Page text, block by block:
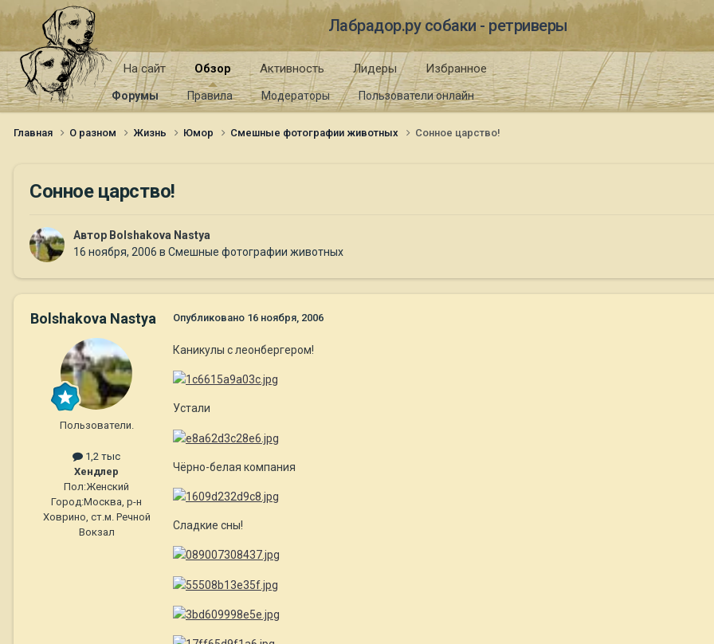
Лабрадор.ру собаки - ретриверы
На сайт Обзор
Форумы Правила Модераторы Пользователи онлайн
Активность Лидеры Избранное
Главная О разном Жизнь Юмор Смешные фотографии животных Сонное царство!
Сонное царство!
Автор Bolshakova Nastya
16 ноября, 2006 в Смешные фотографии животных
Bolshakova Nastya
Пользователи.
1,2 тыс
Хендлер
Пол:Женский
Город:Москва, р-н
Ховрино, ст.м. Речной
Вокзал
Опубликовано 16 ноября, 2006
Каникулы с леонбергером!
Устали
Чёрно-белая компания
Сладкие сны!